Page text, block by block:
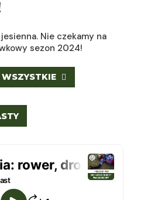
Nie czekamy na
sezon 2024!